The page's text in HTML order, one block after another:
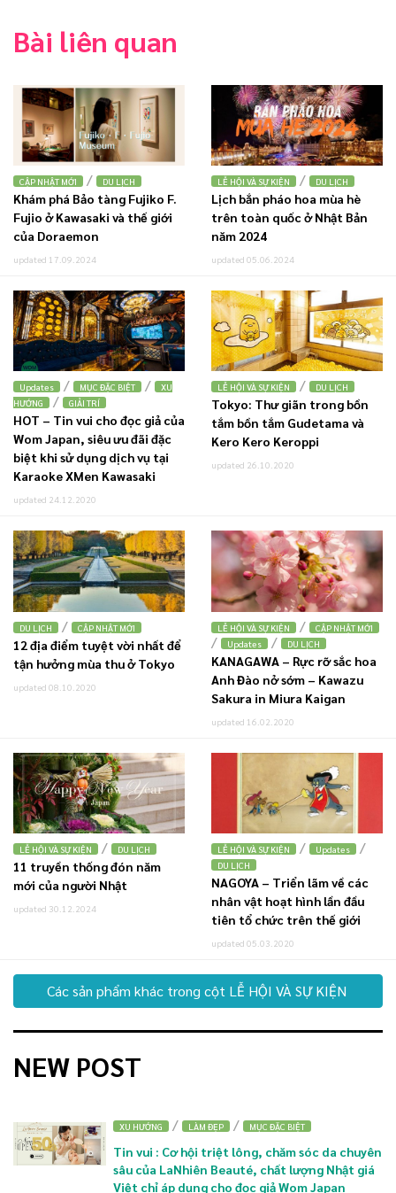
Bài liên quan
CẬP NHẬT MỚI / DU LỊCH
Khám phá Bảo tàng Fujiko F.
Fujio ở Kawasaki và thế giới
của Doraemon
updated 17.09.2024
LỄ HỘI VÀ SỰ KIỆN / DU LỊCH
Lịch bắn pháo hoa mùa hè
trên toàn quốc ở Nhật Bản
năm 2024
updated 05.06.2024
Updates / MỤC ĐẶC BIỆT /
XU
HƯỚNG
/ GIẢI TRÍ
HOT – Tin vui cho đọc giả của
Wom Japan, siêu ưu đãi đặc
biệt khi sử dụng dịch vụ tại
Karaoke XMen Kawasaki
updated 24.12.2020
LỄ HỘI VÀ SỰ KIỆN / DU LỊCH
Tokyo: Thư giãn trong bồn
tắm bồn tắm Gudetama và
Kero Kero Keroppi
updated 26.10.2020
DU LỊCH / CẬP NHẬT MỚI
12 địa điểm tuyệt vời nhất để
tận hưởng mùa thu ở Tokyo
updated 08.10.2020
LỄ HỘI VÀ SỰ KIỆN / CẬP NHẬT MỚI
/ Updates / DU LỊCH
KANAGAWA – Rực rỡ sắc hoa
Anh Đào nở sớm – Kawazu
Sakura in Miura Kaigan
updated 16.02.2020
LỄ HỘI VÀ SỰ KIỆN / DU LỊCH
11 truyền thống đón năm
mới của người Nhật
updated 30.12.2024
LỄ HỘI VÀ SỰ KIỆN / Updates /
DU LỊCH
NAGOYA – Triển lãm về các
nhân vật hoạt hình lần đầu
tiên tổ chức trên thế giới
updated 05.03.2020
Các sản phẩm khác trong cột LỄ HỘI VÀ SỰ KIỆN
NEW POST
XU HƯỚNG / LÀM ĐẸP / MỤC ĐẶC BIỆT
Tin vui : Cơ hội triệt lông, chăm sóc da chuyên
sâu của LaNhiên Beauté, chất lượng Nhật giá
Việt chỉ áp dụng cho đọc giả Wom Japan